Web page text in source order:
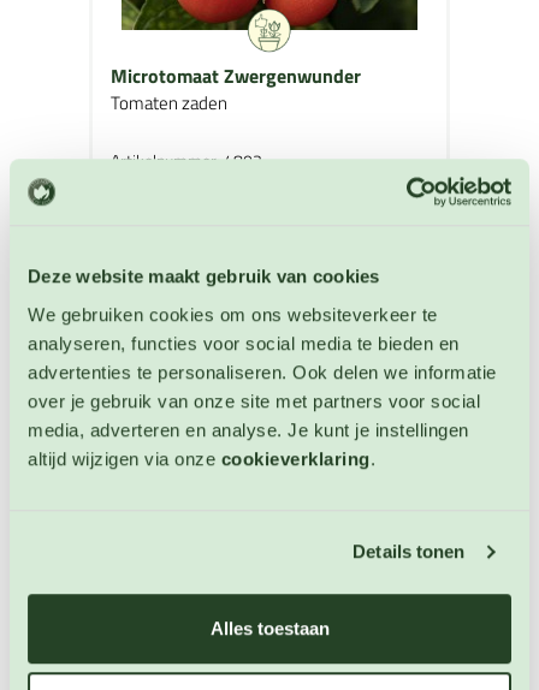
Deze website maakt gebruik van cookies
We gebruiken cookies om ons websiteverkeer te
analyseren, functies voor social media te bieden en
advertenties te personaliseren. Ook delen we informatie
over je gebruik van onze site met partners voor social
media, adverteren en analyse. Je kunt je instellingen
altijd wijzigen via onze cookieverklaring.
Details tonen
Alles toestaan
Microtomaat Zwergenwunder
Tomaten zaden
Artikelnummer: 4803